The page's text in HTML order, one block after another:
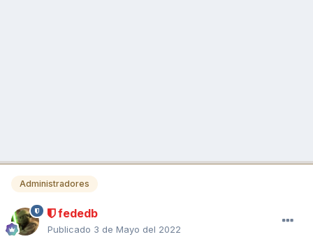
Administradores
fededb
Publicado 3 de Mayo del 2022